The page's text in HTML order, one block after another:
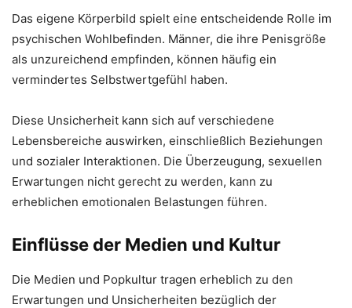
Das eigene Körperbild spielt eine entscheidende Rolle im
psychischen Wohlbefinden. Männer, die ihre Penisgröße
als unzureichend empfinden, können häufig ein
vermindertes Selbstwertgefühl haben.
Diese Unsicherheit kann sich auf verschiedene
Lebensbereiche auswirken, einschließlich Beziehungen
und sozialer Interaktionen. Die Überzeugung, sexuellen
Erwartungen nicht gerecht zu werden, kann zu
erheblichen emotionalen Belastungen führen.
Einflüsse der Medien und Kultur
Die Medien und Popkultur tragen erheblich zu den
Erwartungen und Unsicherheiten bezüglich der